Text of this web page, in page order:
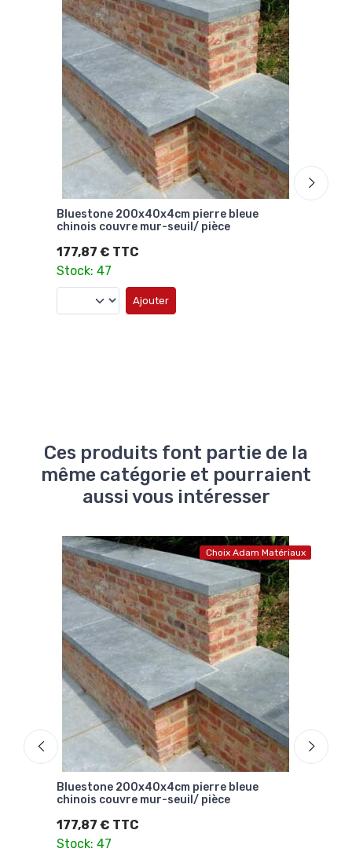
Bluestone 200x40x4cm pierre bleue
chinois couvre mur-seuil/ pièce
177,87 € TTC
Stock: 47
Ajouter
Ces produits font partie de la
même catégorie et pourraient
aussi vous intéresser
Choix Adam Matériaux
Bluestone 200x40x4cm pierre bleue
chinois couvre mur-seuil/ pièce
177,87 € TTC
Stock: 47